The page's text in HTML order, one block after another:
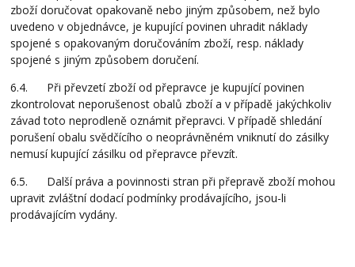
zboží doručovat opakovaně nebo jiným způsobem, než bylo
uvedeno v objednávce, je kupující povinen uhradit náklady
spojené s opakovaným doručováním zboží, resp. náklady
spojené s jiným způsobem doručení.
6.4. Při převzetí zboží od přepravce je kupující povinen
zkontrolovat neporušenost obalů zboží a v případě jakýchkoliv
závad toto neprodleně oznámit přepravci. V případě shledání
porušení obalu svědčícího o neoprávněném vniknutí do zásilky
nemusí kupující zásilku od přepravce převzít.
6.5. Další práva a povinnosti stran při přepravě zboží mohou
upravit zvláštní dodací podmínky prodávajícího, jsou-li
prodávajícím vydány.